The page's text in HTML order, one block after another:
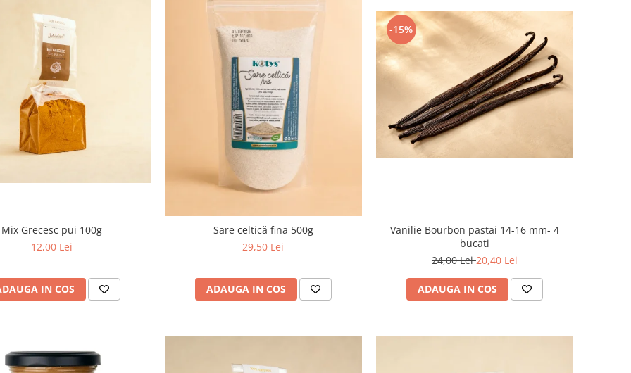
Mix Grecesc pui 100g
12,00 Lei
IN COS
Sare celtică fina 500g
29,50 Lei
ADAUGA IN COS
-15%
Vanilie Bourbon pastai 14-16 mm- 4
bucati
24,00 Lei20,40 Lei
ADAUGA IN COS